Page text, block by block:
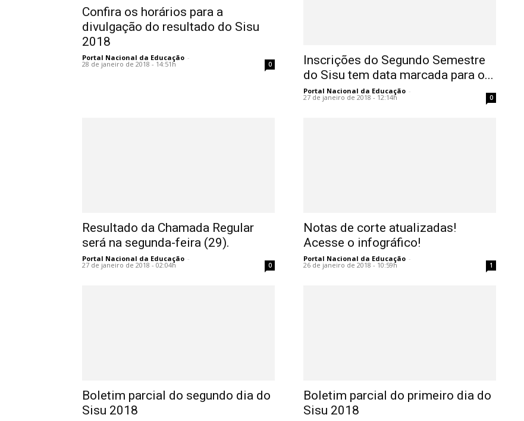
Confira os horários para a
divulgação do resultado do Sisu
2018
Portal Nacional da Educação -
28 de janeiro de 2018 - 14:51h 0
Inscrições do Segundo Semestre
do Sisu tem data marcada para o...
Portal Nacional da Educação -
27 de janeiro de 2018 - 12:14h 0
Resultado da Chamada Regular
será na segunda-feira (29).
Portal Nacional da Educação -
27 de janeiro de 2018 - 02:04h 0
Notas de corte atualizadas!
Acesse o infográfico!
Portal Nacional da Educação -
26 de janeiro de 2018 - 10:59h 1
Boletim parcial do segundo dia do
Sisu 2018
Boletim parcial do primeiro dia do
Sisu 2018